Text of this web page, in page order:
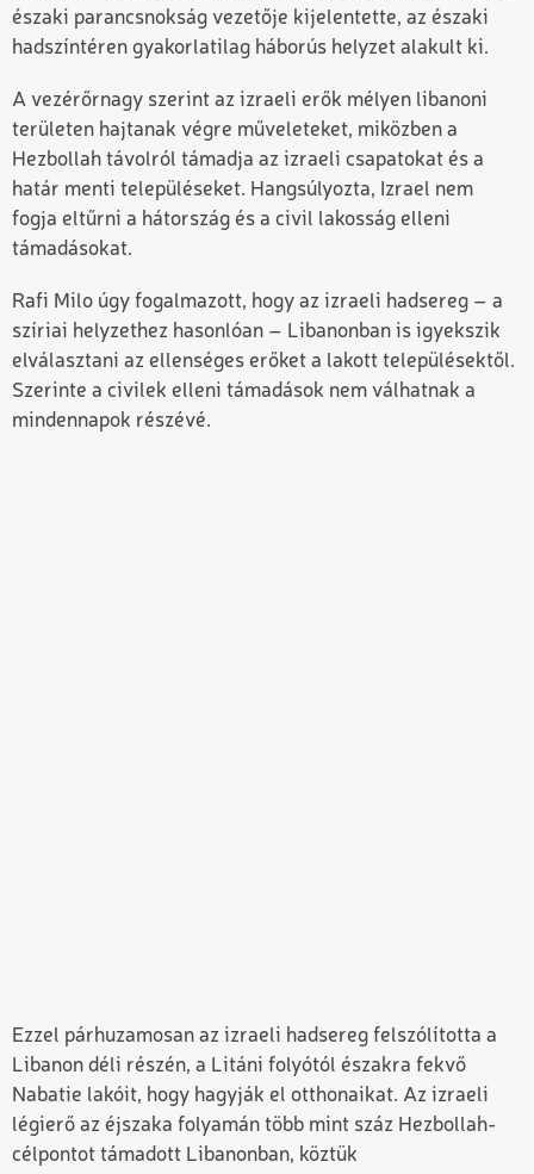
északi parancsnokság vezetője kijelentette, az északi
hadszíntéren gyakorlatilag háborús helyzet alakult ki.
A vezérőrnagy szerint az izraeli erők mélyen libanoni
területen hajtanak végre műveleteket, miközben a
Hezbollah távolról támadja az izraeli csapatokat és a
határ menti településeket. Hangsúlyozta, Izrael nem
fogja eltűrni a hátország és a civil lakosság elleni
támadásokat.
Rafi Milo úgy fogalmazott, hogy az izraeli hadsereg – a
szíriai helyzethez hasonlóan – Libanonban is igyekszik
elválasztani az ellenséges erőket a lakott településektől.
Szerinte a civilek elleni támadások nem válhatnak a
mindennapok részévé.
Ezzel párhuzamosan az izraeli hadsereg felszólította a
Libanon déli részén, a Litáni folyótól északra fekvő
Nabatie lakóit, hogy hagyják el otthonaikat. Az izraeli
légierő az éjszaka folyamán több mint száz Hezbollah-
célpontot támadott Libanonban, köztük